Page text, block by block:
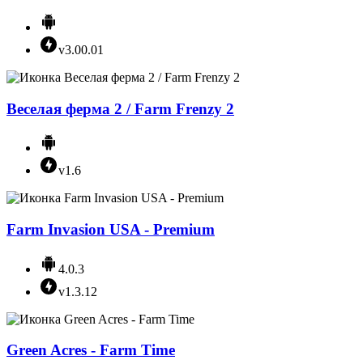
v3.00.01
Веселая ферма 2 / Farm Frenzy 2
v1.6
Farm Invasion USA - Premium
4.0.3
v1.3.12
Green Acres - Farm Time